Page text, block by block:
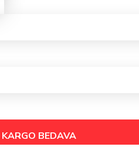
KARGO BEDAVA